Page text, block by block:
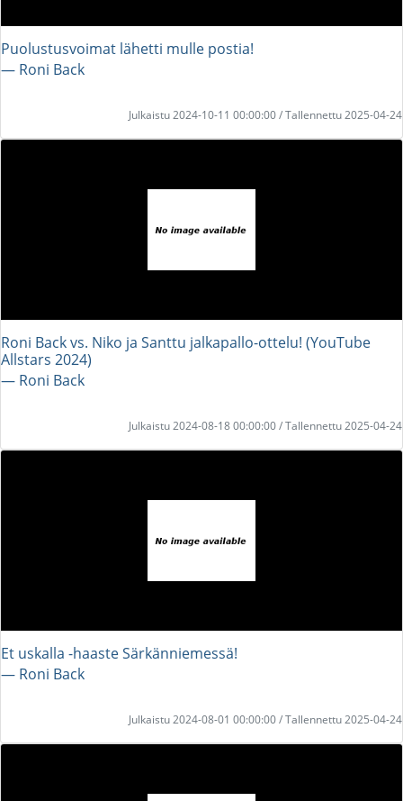
Puolustusvoimat lähetti mulle postia!
― Roni Back
Julkaistu 2024-10-11 00:00:00 / Tallennettu 2025-04-24
Roni Back vs. Niko ja Santtu jalkapallo-ottelu! (YouTube
Allstars 2024)
― Roni Back
Julkaistu 2024-08-18 00:00:00 / Tallennettu 2025-04-24
Et uskalla -haaste Särkänniemessä!
― Roni Back
Julkaistu 2024-08-01 00:00:00 / Tallennettu 2025-04-24